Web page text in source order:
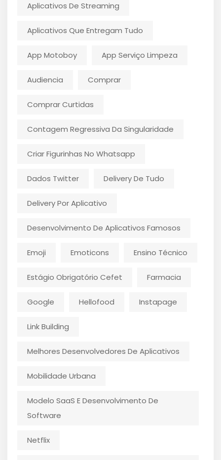
Aplicativos De Streaming
Aplicativos Que Entregam Tudo
App Motoboy App Serviço Limpeza
Audiencia Comprar
Comprar Curtidas
Contagem Regressiva Da Singularidade
Criar Figurinhas No Whatsapp
Dados Twitter Delivery De Tudo
Delivery Por Aplicativo
Desenvolvimento De Aplicativos Famosos
Emoji Emoticons Ensino Técnico
Estágio Obrigatório Cefet Farmacia
Google Hellofood Instapage
Link Building
Melhores Desenvolvedores De Aplicativos
Mobilidade Urbana
Modelo SaaS E Desenvolvimento De
Software
Netflix